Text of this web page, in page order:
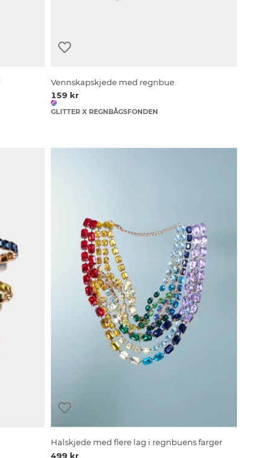
Vennskapskjede med regnbue.
159 kr
GLITTER X REGNBÅGSFONDEN
Halskjede med flere lag i regnbuens farger
499 kr